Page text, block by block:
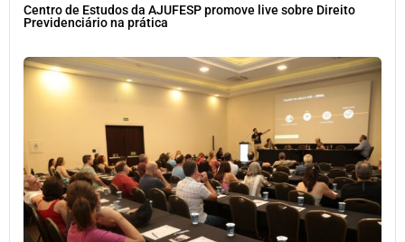
Centro de Estudos da AJUFESP promove live sobre Direito
Previdenciário na prática